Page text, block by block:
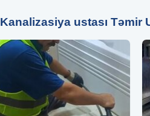
Kanalizasiya ustası Təmir